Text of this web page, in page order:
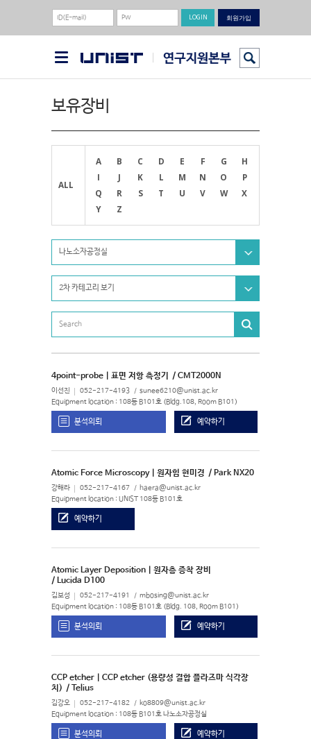
회원가입
보유장비
ALL
A B C D E F G
H
I
J K L M N O
P
Q
R S T U V W
X
Y
Z
나노소자공정실
2차 카테고리 보기
4point-probe | 표면 저항 측정기 / CMT2000N
이선진 052-217-4193 sunee6210@unist.ac.kr
Equipment location : 108동 B101호 (Bldg.108, Room B101)
분석의뢰 예약하기
Atomic Force Microscopy | 원자힘 현미경 / Park NX20
강해라 052-217-4167 haera@unist.ac.kr
Equipment location : UNIST 108동 B101호
예약하기
Atomic Layer Deposition | 원자층 증착 장비
/ Lucida D100
김보성 052-217-4191 mbosing@unist.ac.kr
Equipment location : 108동 B101호 (Bldg. 108, Room B101)
분석의뢰 예약하기
CCP etcher | CCP etcher (용량성 결합 플라즈마 식각장
치) / Telius
김강오 052-217-4182 ko8809@unist.ac.kr
Equipment location : 108동 B101호 나노소자공정실
분석의뢰 예약하기